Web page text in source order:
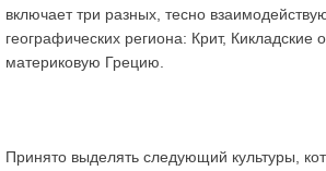
включает три разных, тесно
географических региона: Крит, Кикладские
материковую Грецию.
Принято выделять следующий культуры,